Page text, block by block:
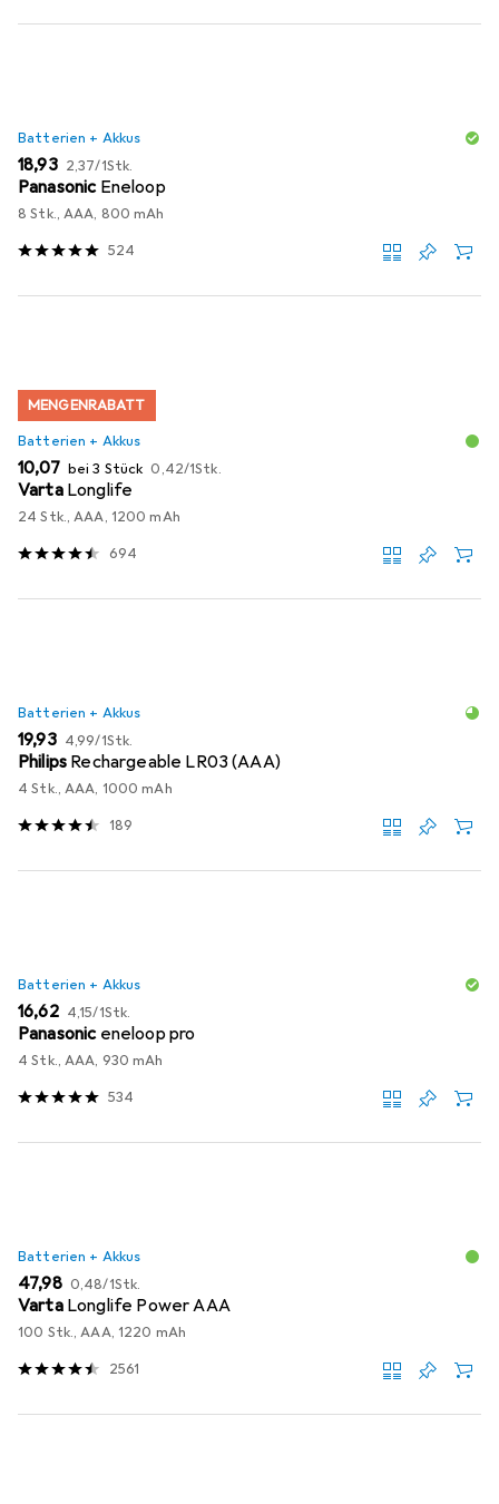
Batterien + Akkus
EUR
18,93 EUR
2,37/1Stk.
Panasonic Eneloop
8 Stk., AAA, 800 mAh
524
MENGENRABATT
Batterien + Akkus
EUR
10,07 bei 3 Stück EUR
0,42/1Stk.
Varta Longlife
24 Stk., AAA, 1200 mAh
694
Batterien + Akkus
EUR
19,93 EUR
4,99/1Stk.
Philips Rechargeable LR03 (AAA)
4 Stk., AAA, 1000 mAh
189
Batterien + Akkus
EUR
16,62 EUR
4,15/1Stk.
Panasonic eneloop pro
4 Stk., AAA, 930 mAh
534
Batterien + Akkus
EUR
47,98 EUR
0,48/1Stk.
Varta Longlife Power AAA
100 Stk., AAA, 1220 mAh
2561